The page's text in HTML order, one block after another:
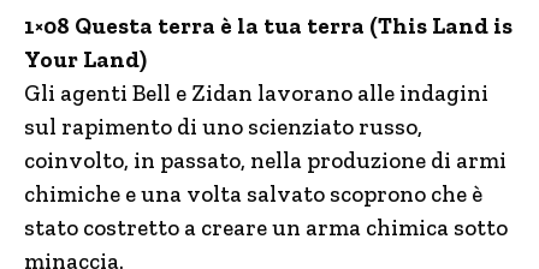
1×08 Questa terra è la tua terra (This Land is
Your Land)
Gli agenti Bell e Zidan lavorano alle indagini
sul rapimento di uno scienziato russo,
coinvolto, in passato, nella produzione di armi
chimiche e una volta salvato scoprono che è
stato costretto a creare un arma chimica sotto
minaccia.